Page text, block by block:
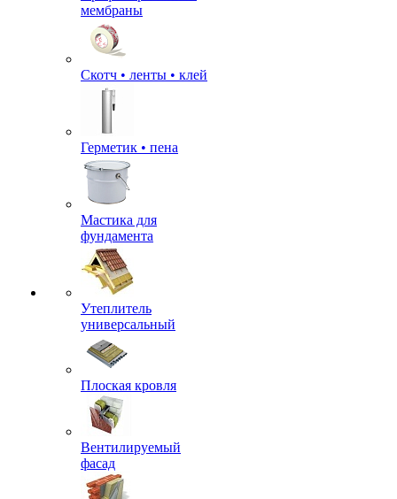
мембраны
Скотч • ленты • клей
Герметик • пена
Мастика для
фундамента
Утеплитель
универсальный
Плоская кровля
Вентилируемый
фасад